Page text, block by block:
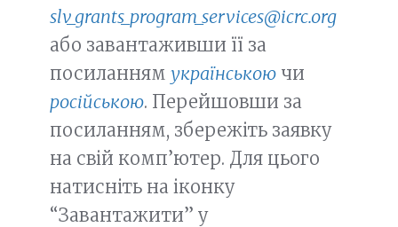
slv_grants_program_services@icrc.org
або завантаживши її за
посиланням українською чи
російською. Перейшовши за
посиланням, збережіть заявку
на свій комп’ютер. Для цього
натисніть на іконку
“Завантажити” у